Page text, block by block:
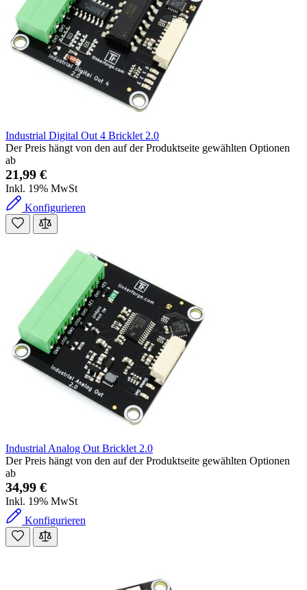
Industrial Digital Out 4 Bricklet 2.0
Der Preis hängt von den auf der Produktseite gewählten Optionen
ab
21,99 €
Inkl. 19% MwSt
Konfigurieren
Industrial Analog Out Bricklet 2.0
Der Preis hängt von den auf der Produktseite gewählten Optionen
ab
34,99 €
Inkl. 19% MwSt
Konfigurieren